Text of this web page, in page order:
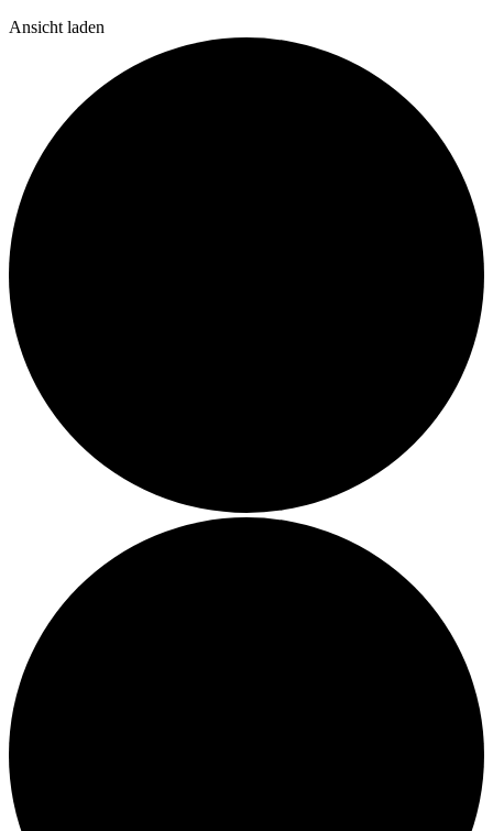
Ansicht laden